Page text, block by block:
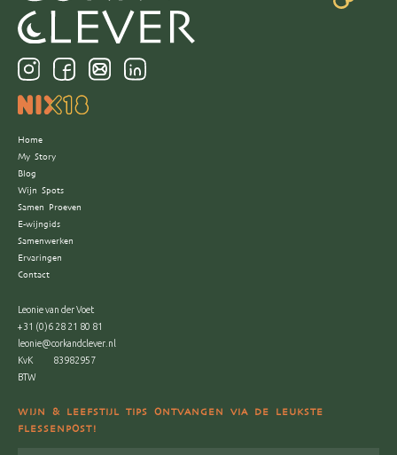
Home
My Story
Blog
Wijn Spots
Samen Proeven
E-wijngids
Samenwerken
Ervaringen
Contact
Leonie van der Voet
+31 (0)6 28 21 80 81
leonie@corkandclever.nl
KvK
83982957
BTW
WIJN & LEEFSTIJL TIPS ONTVANGEN VIA DE LEUKSTE
FLESSENPOST!